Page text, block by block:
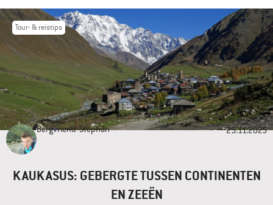
Tour- & reistips
Bergvriend Stephan 25.11.2025
KAUKASUS: GEBERGTE TUSSEN CONTINENTEN
EN ZEEËN